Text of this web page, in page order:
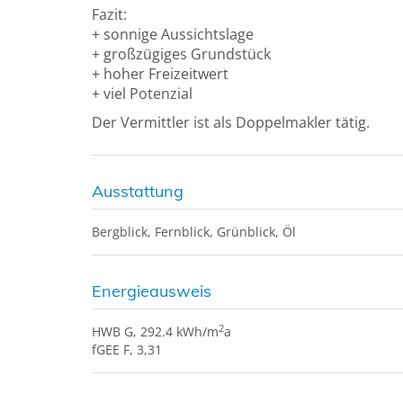
Fazit:
+ sonnige Aussichtslage
+ großzügiges Grundstück
+ hoher Freizeitwert
+ viel Potenzial
Der Vermittler ist als Doppelmakler tätig.
Ausstattung
Bergblick Fernblick Grünblick Öl
Energieausweis
HWB G, 292.4 kWh/m2a
fGEE F, 3,31